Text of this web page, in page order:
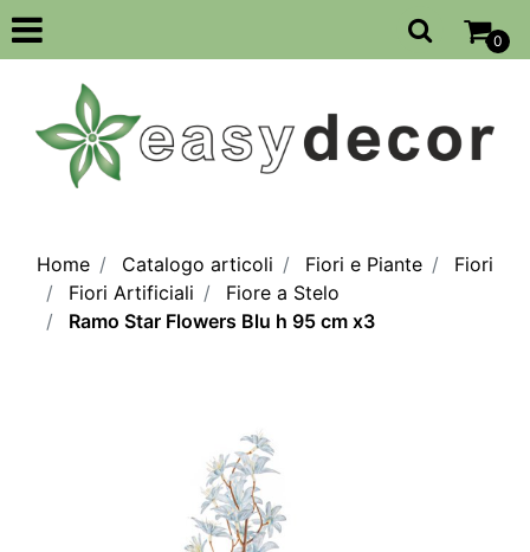
Open
0
Home Catalogo articoli Fiori e Piante
Fiori
Fiori Artificiali
Fiore a Stelo
Ramo Star Flowers Blu h 95 cm x3